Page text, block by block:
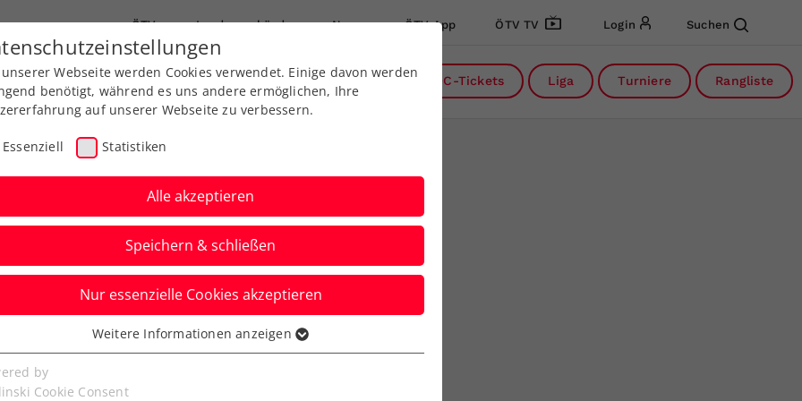
ÖTV Landesverbände News ÖTV App ÖTV TV Login Suchen
Ausbildung Services Über uns DC-Tickets Liga Turniere Rangliste
ÖTV-
Sprung ins
Webseite werden Cookies verwendet. Einige davon werden
benötigt, während es uns andere ermöglichen, Ihre
auf unserer Webseite zu verbessern.
Essenziell Statistiken
Alle akzeptieren
Speichern & schließen
Nur essenzielle Cookies akzeptieren
Cookies werden für grundlegende Funktionen der
benötigt. Dadurch ist gewährleistet, dass die Webseite
Weitere Informationen anzeigen
by
Cookie Consent